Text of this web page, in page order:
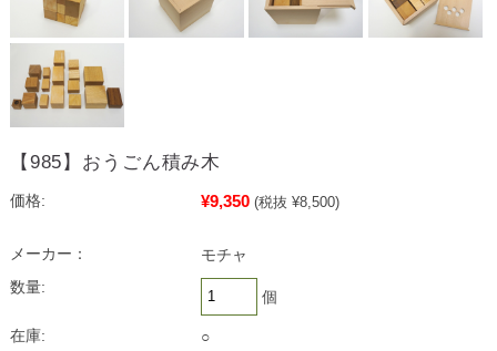
【985】おうごん積み木
価格: ¥9,350 (税抜 ¥8,500)
メーカー：
モチャ
数量:
個
在庫: ○